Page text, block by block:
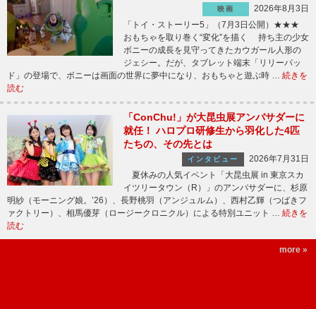
映画
2026年8月3日
「トイ・ストーリー5」（7月3日公開）★★★
おもちゃを取り巻く“変化”を描く 持ち主の少女
ボニーの成長を見守ってきたカウガール人形の
ジェシー。だが、タブレット端末「リリーパッ
ド」の登場で、ボニーは画面の世界に夢中になり、おもちゃと遊ぶ時 … 続きを
読む
「ConChu!」が大昆虫展アンバサダーに
就任！ ハロプロ研修生から羽化した4匹
たちの、その先とは
インタビュー
2026年7月31日
夏休みの人気イベント「大昆虫展 in 東京スカ
イツリータウン（R）」のアンバサダーに、杉原
明紗（モーニング娘。’26）、長野桃羽（アンジュルム）、西村乙輝（つばきフ
ァクトリー）、相馬優芽（ロージークロニクル）による特別ユニット … 続きを
読む
more »